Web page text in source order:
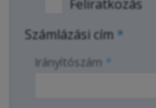
Feliratkozás
Számlázási cím *
Irányítószám *